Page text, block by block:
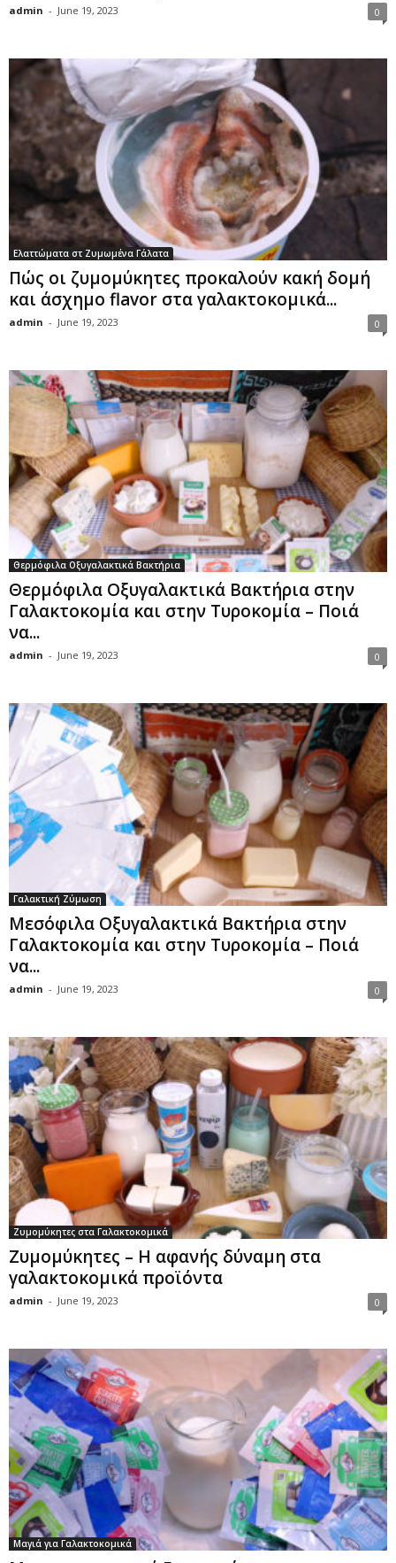
admin - June 19, 2023 0
Ελαττώματα στ Ζυμωμένα Γάλατα
Πώς οι ζυμομύκητες προκαλούν κακή δομή
και άσχημο flavor στα γαλακτοκομικά...
admin - June 19, 2023 0
Θερμόφιλα Οξυγαλακτικά Βακτήρια
Θερμόφιλα Οξυγαλακτικά Βακτήρια στην
Γαλακτοκομία και στην Τυροκομία – Ποιά
να...
admin - June 19, 2023 0
Γαλακτική Ζύμωση
Μεσόφιλα Οξυγαλακτικά Βακτήρια στην
Γαλακτοκομία και στην Τυροκομία – Ποιά
να...
admin - June 19, 2023 0
Ζυμομύκητες στα Γαλακτοκομικά
Ζυμομύκητες – Η αφανής δύναμη στα
γαλακτοκομικά προϊόντα
admin - June 19, 2023 0
Μαγιά για Γαλακτοκομικά